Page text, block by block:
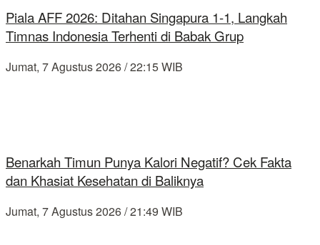
Piala AFF 2026: Ditahan Singapura 1-1, Langkah
Timnas Indonesia Terhenti di Babak Grup
Jumat, 7 Agustus 2026 / 22:15 WIB
Benarkah Timun Punya Kalori Negatif? Cek Fakta
dan Khasiat Kesehatan di Baliknya
Jumat, 7 Agustus 2026 / 21:49 WIB